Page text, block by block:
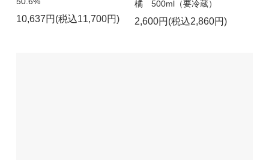
10,637円(税込11,700円)
橘 500ml（要冷蔵）
2,600円(税込2,860円)